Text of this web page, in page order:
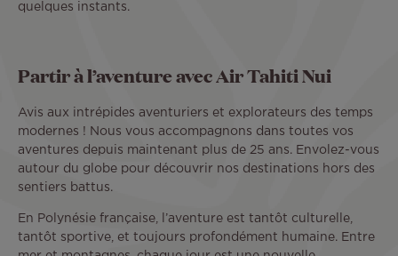
quelques instants.
Partir à l’aventure avec Air Tahiti Nui
Avis aux intrépides aventuriers et explorateurs des temps
modernes ! Nous vous accompagnons dans toutes vos
aventures depuis maintenant plus de 25 ans. Envolez-vous
autour du globe pour découvrir nos destinations hors des
sentiers battus.
En Polynésie française, l’aventure est tantôt culturelle,
tantôt sportive, et toujours profondément humaine. Entre